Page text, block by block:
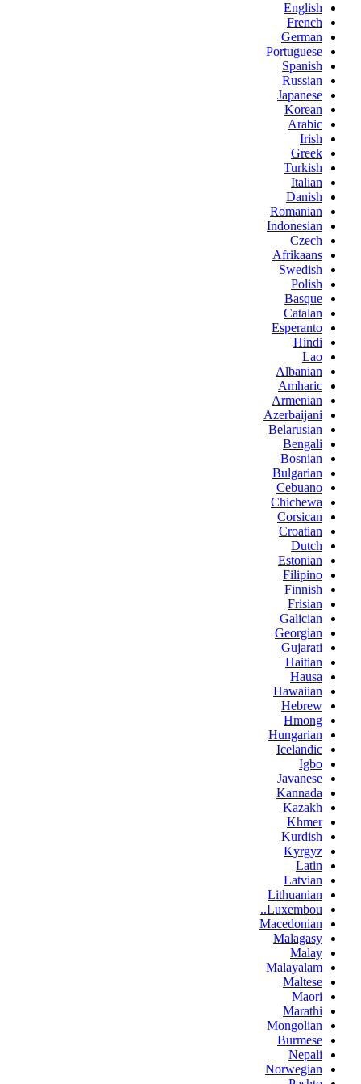
English
French
German
Portuguese
Spanish
Russian
Japanese
Korean
Arabic
Irish
Greek
Turkish
Italian
Danish
Romanian
Indonesian
Czech
Afrikaans
Swedish
Polish
Basque
Catalan
Esperanto
Hindi
Lao
Albanian
Amharic
Armenian
Azerbaijani
Belarusian
Bengali
Bosnian
Bulgarian
Cebuano
Chichewa
Corsican
Croatian
Dutch
Estonian
Filipino
Finnish
Frisian
Galician
Georgian
Gujarati
Haitian
Hausa
Hawaiian
Hebrew
Hmong
Hungarian
Icelandic
Igbo
Javanese
Kannada
Kazakh
Khmer
Kurdish
Kyrgyz
Latin
Latvian
Lithuanian
Luxembou..
Macedonian
Malagasy
Malay
Malayalam
Maltese
Maori
Marathi
Mongolian
Burmese
Nepali
Norwegian